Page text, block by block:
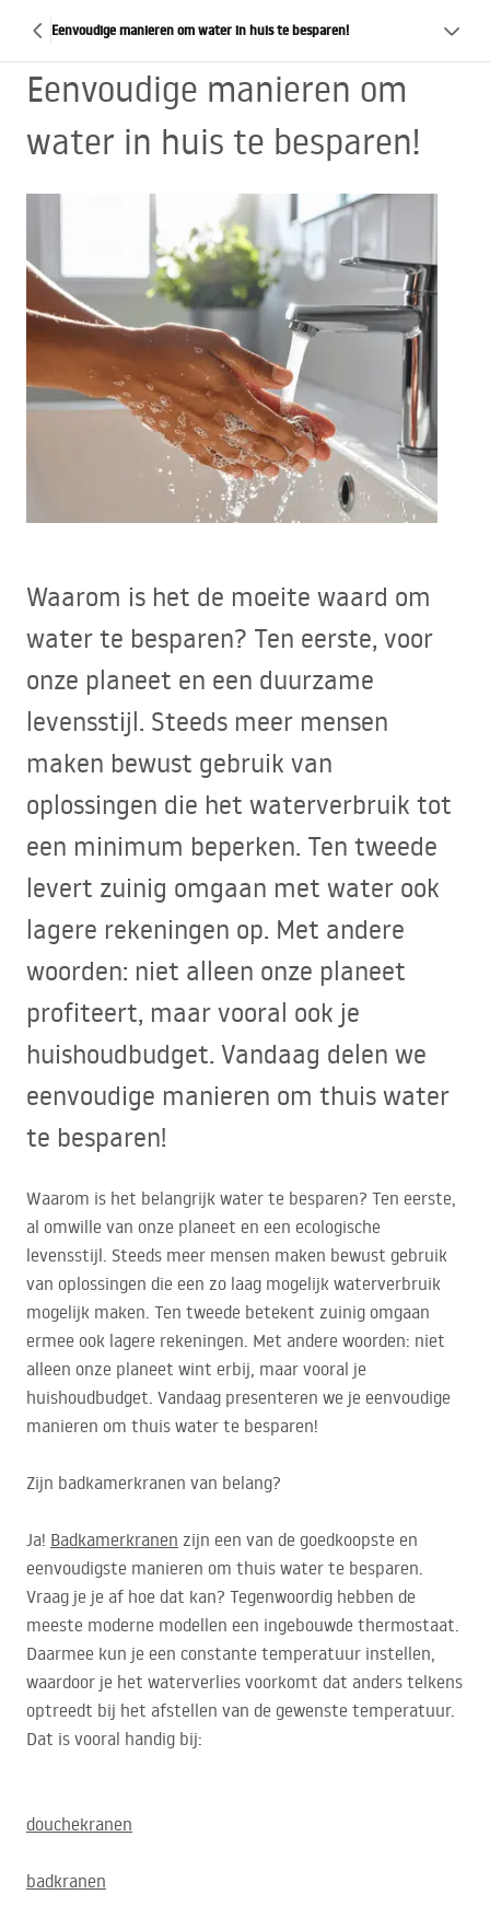
Eenvoudige manieren om water in huis te besparen!
Eenvoudige manieren om
water in huis te besparen!
Waarom is het de moeite waard om
water te besparen? Ten eerste, voor
onze planeet en een duurzame
levensstijl. Steeds meer mensen
maken bewust gebruik van
oplossingen die het waterverbruik tot
een minimum beperken. Ten tweede
levert zuinig omgaan met water ook
lagere rekeningen op. Met andere
woorden: niet alleen onze planeet
profiteert, maar vooral ook je
huishoudbudget. Vandaag delen we
eenvoudige manieren om thuis water
te besparen!
Waarom is het belangrijk water te besparen? Ten eerste,
al omwille van onze planeet en een ecologische
levensstijl. Steeds meer mensen maken bewust gebruik
van oplossingen die een zo laag mogelijk waterverbruik
mogelijk maken. Ten tweede betekent zuinig omgaan
ermee ook lagere rekeningen. Met andere woorden: niet
alleen onze planeet wint erbij, maar vooral je
huishoudbudget. Vandaag presenteren we je eenvoudige
manieren om thuis water te besparen!
Zijn badkamerkranen van belang?
Ja! Badkamerkranen zijn een van de goedkoopste en
eenvoudigste manieren om thuis water te besparen.
Vraag je je af hoe dat kan? Tegenwoordig hebben de
meeste moderne modellen een ingebouwde thermostaat.
Daarmee kun je een constante temperatuur instellen,
waardoor je het waterverlies voorkomt dat anders telkens
optreedt bij het afstellen van de gewenste temperatuur.
Dat is vooral handig bij:
douchekranen
badkranen